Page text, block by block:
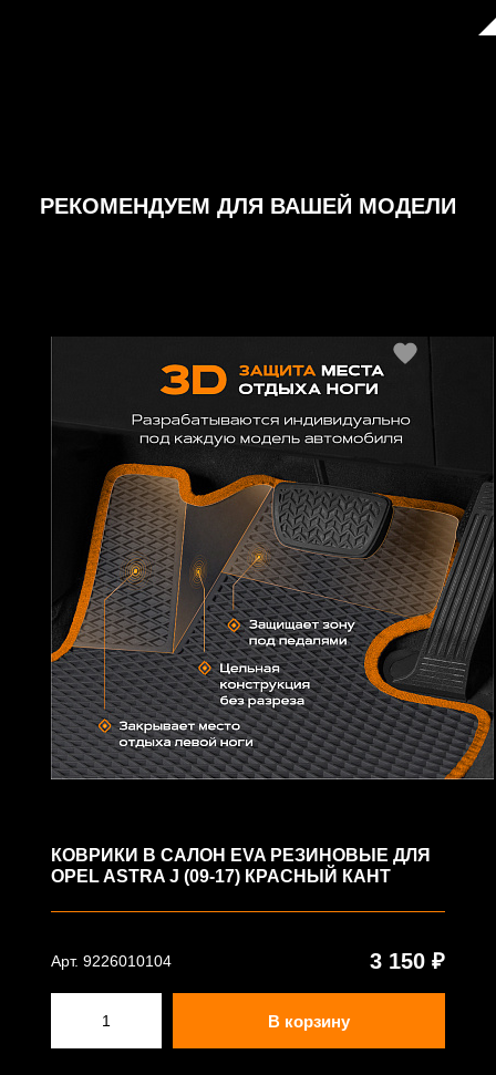
РЕКОМЕНДУЕМ ДЛЯ ВАШЕЙ МОДЕЛИ
КОВРИКИ В САЛОН EVA РЕЗИНОВЫЕ ДЛЯ
OPEL ASTRA J (09-17) КРАСНЫЙ КАНТ
Арт. 9226010104 3 150 ₽
В корзину